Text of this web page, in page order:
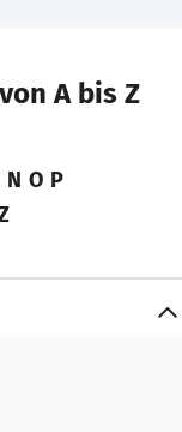
A bis Z
N O P